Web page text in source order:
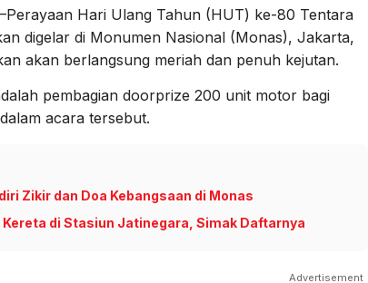
–Perayaan Hari Ulang Tahun (HUT) ke-80 Tentara
digelar di Monumen Nasional (Monas), Jakarta,
akan berlangsung meriah dan penuh kejutan.
pembagian doorprize 200 unit motor bagi
acara tersebut.
Zikir dan Doa Kebangsaan di Monas
Kereta di Stasiun Jatinegara, Simak Daftarnya
Advertisement